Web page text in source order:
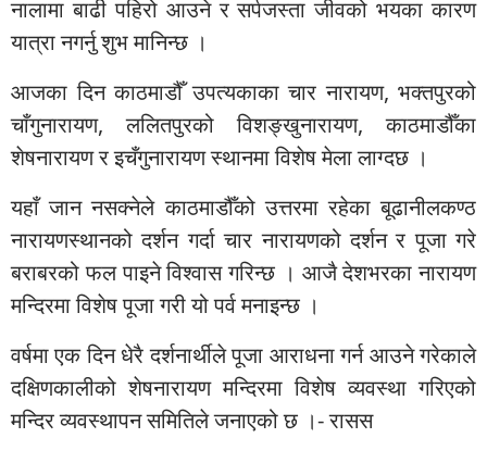
नालामा बाढी पहिरो आउने र सर्पजस्ता जीवको भयका कारण
यात्रा नगर्नु शुभ मानिन्छ ।
आजका दिन काठमाडौँ उपत्यकाका चार नारायण, भक्तपुरको
चाँगुनारायण, ललितपुरको विशङ्खुनारायण, काठमाडौँका
शेषनारायण र इचँगुनारायण स्थानमा विशेष मेला लाग्दछ ।
यहाँ जान नसक्नेले काठमाडौँको उत्तरमा रहेका बूढानीलकण्ठ
नारायणस्थानको दर्शन गर्दा चार नारायणको दर्शन र पूजा गरे
बराबरको फल पाइने विश्वास गरिन्छ । आजै देशभरका नारायण
मन्दिरमा विशेष पूजा गरी यो पर्व मनाइन्छ ।
वर्षमा एक दिन धेरै दर्शनार्थीले पूजा आराधना गर्न आउने गरेकाले
दक्षिणकालीको शेषनारायण मन्दिरमा विशेष व्यवस्था गरिएको
मन्दिर व्यवस्थापन समितिले जनाएको छ ।- रासस